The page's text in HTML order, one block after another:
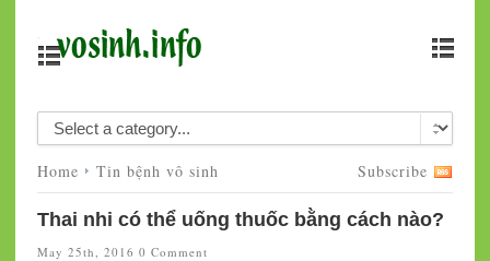
Home Tin bệnh vô sinh Subscribe
Thai nhi có thể uống thuốc bằng cách nào?
May 25th, 2016 0 Comment